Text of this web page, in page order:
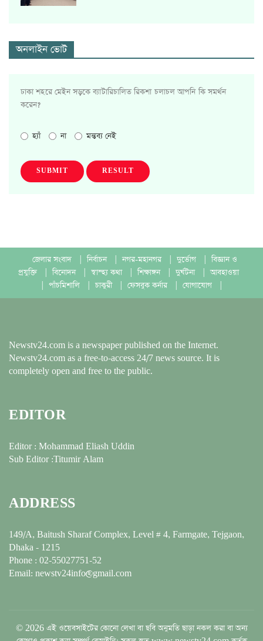
অনলাইন ভোট
ঢাকা শহরে মেইন সড়কে ব্যাটারিচালিত রিকশা চলাচল আপনি কি সমর্থন
করেন?
হ্যাঁ না মন্তব্য নেই
SUBMIT RESULT
জেলার সংবাদ নির্বাচন নগর-মহানগর দুর্ভোগ
বিজ্ঞান ও
প্রযুক্তি
বিনোদন স্বাস্হ্য কথা শিক্ষাঙ্গন দুর্ঘটনা
আবহাওয়া
পাঁচমিশালি চাকুরী ফেসবুক কর্নার যোগাযোগ
Newstv24.com is a newspaper published on the Internet.
Newstv24.com as a free-to-access 24/7 news source. It is
completely open and free to the public.
EDITOR
Editor : Mohammad Eliash Uddin
Sub Editor :Titumir Alam
ADDRESS
149/A, Baitush Sharaf Complex, Level # 4, Farmgate, Tejgaon,
Dhaka - 1215
Phone : 02-55027751-52
Email: newstv24info@gmail.com
© 2026 এই ওয়েবসাইটের কোনো লেখা বা ছবি অনুমতি ছাড়া নকল করা বা অন্য